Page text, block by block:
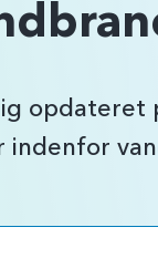
opdateret
indenfor